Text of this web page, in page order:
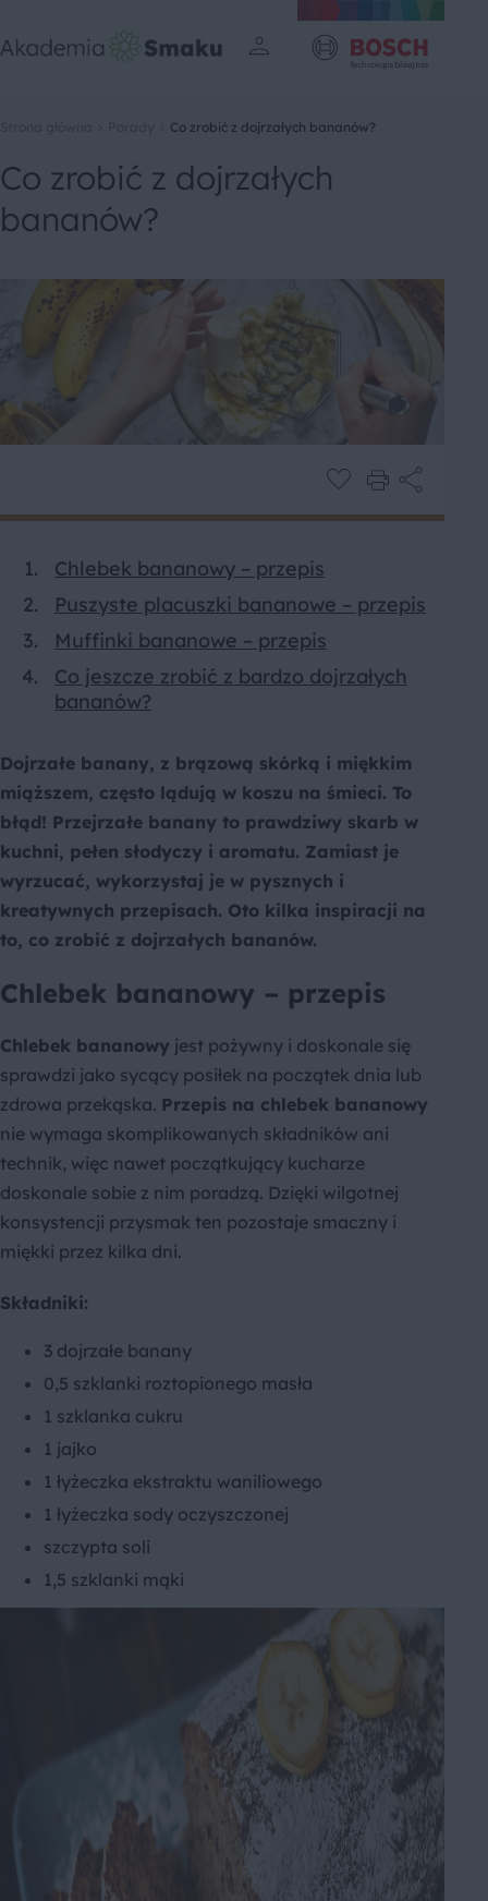
Co zrobić z dojrzałych bananów?
Co zrobić z dojrzałych
bananów?
Chlebek bananowy – przepis
Puszyste placuszki bananowe – przepis
Muffinki bananowe – przepis
Co jeszcze zrobić z bardzo dojrzałych
bananów?
Dojrzałe banany, z brązową skórką i miękkim
miąższem, często lądują w koszu na śmieci. To
błąd! Przejrzałe banany to prawdziwy skarb w
kuchni, pełen słodyczy i aromatu. Zamiast je
wyrzucać, wykorzystaj je w pysznych i
kreatywnych przepisach. Oto kilka inspiracji na
to, co zrobić z dojrzałych bananów.
Chlebek bananowy – przepis
Chlebek bananowy jest pożywny i doskonale się
sprawdzi jako sycący posiłek na początek dnia lub
zdrowa przekąska. Przepis na chlebek bananowy
nie wymaga skomplikowanych składników ani
technik, więc nawet początkujący kucharze
doskonale sobie z nim poradzą. Dzięki wilgotnej
konsystencji przysmak ten pozostaje smaczny i
miękki przez kilka dni.
Składniki:
3 dojrzałe banany
0,5 szklanki roztopionego masła
1 szklanka cukru
1 jajko
1 łyżeczka ekstraktu waniliowego
1 łyżeczka sody oczyszczonej
szczypta soli
1,5 szklanki mąki